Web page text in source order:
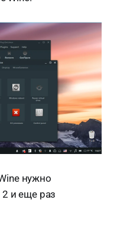
нужно
2 и еще раз